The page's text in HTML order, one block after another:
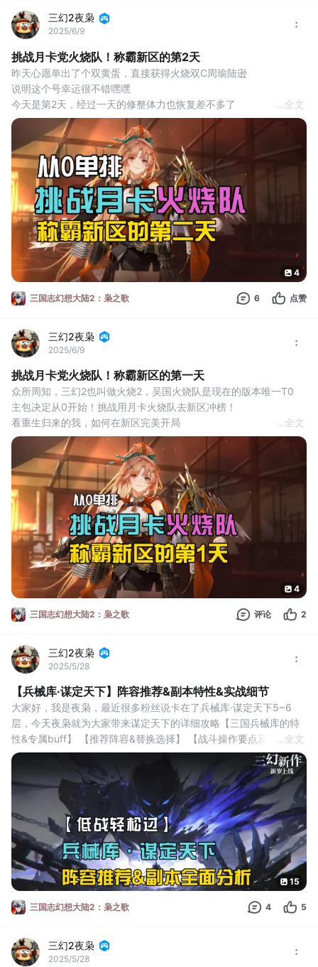
三幻2夜枭
2025/6/9
挑战月卡党火烧队！称霸新区的第2天
昨天心愿单出了个双黄蛋，直接获得火烧双C周瑜陆逊
说明这个号幸运很不错嘿嘿
今天是第2天，经过一天的修整体力也恢复差不多了
上线第一件事，就是先提升主角等级
完成每日任务可以轻松到达25级
这样我们就可以去提升武将角色等级达到30级啦
6个主力角色觉醒到5段
前期武将和觉醒等级对战力的提升还是挺明显的
基础的养成完成后，我们就可以去抽抽抽拉！
新服前几天抽卡还是挺爽的，每天三个卡池都能完成达成，抽
全文
4
三国志幻想大陆2：枭之歌 6 点赞
三幻2夜枭
2025/6/9
挑战月卡党火烧队！称霸新区的第一天
众所周知，三幻2也叫做火烧2，吴国火烧队是现在的版本唯一T0
主包决定从0开始！挑战用月卡火烧队去新区冲榜！
看重生归来的我，如何在新区完美开局
第一天最重点的自然是决定阵容
根据你最终想玩的阵容，来设置心愿单武将
重生的我只有一个选择
那就是T0火烧队！
毫不犹豫把周瑜陆逊设置为心愿武将
对了，抽卡之前大家记得把礼包都领一遍
虽然都是蚊子腿，不过总比没有好
这时候我们就可以去抽武将啦！
开局有三
全文
4
三国志幻想大陆2：枭之歌 评论 2
三幻2夜枭
2025/5/28
【兵械库·谋定天下】阵容推荐&副本特性&实战细节
大家好，我是夜枭，最近很多粉丝说卡在了兵械库·谋定天下5~6
层，今天夜枭就为大家带来谋定天下的详细攻略【三国兵械库的特
性&专属buff】 【推荐阵容&替换选择】 【战斗操作要点及注意事
项】。
一、谋定天下兵械库特性&专属buff
不同的兵械库都有各自不同的特性与buff，夜枭先以第五层为例为
大家介绍一下谋定天下的兵械库特性，以及应对方法。
【风驰电掣】：当激活优势阵营后全队会获得速度加成：进入战
全文
15
三国志幻想大陆2：枭之歌 4 5
三幻2夜枭
2025/5/28